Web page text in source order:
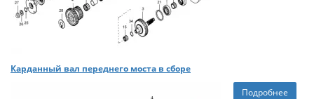
Карданный вал переднего моста в сборе
Подробнее